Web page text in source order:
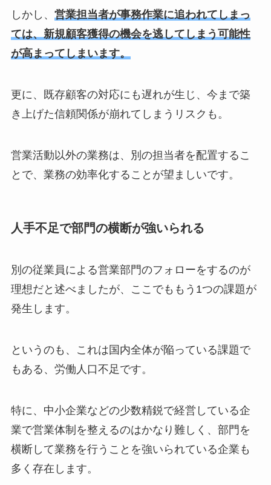
しかし、 営業担当者が事務作業に追われてしまっ
ては、新規顧客獲得の機会を逃してしまう可能性
が高まってしまいます。
更に、既存顧客の対応にも遅れが生じ、今まで築
き上げた信頼関係が崩れてしまうリスクも。
営業活動以外の業務は、別の担当者を配置するこ
とで、業務の効率化することが望ましいです。
人手不足で部門の横断が強いられる
別の従業員による営業部門のフォローをするのが
理想だと述べましたが、ここでももう1つの課題が
発生します。
というのも、これは国内全体が陥っている課題で
もある、労働人口不足です。
特に、中小企業などの少数精鋭で経営している企
業で営業体制を整えるのはかなり難しく、部門を
横断して業務を行うことを強いられている企業も
多く存在します。